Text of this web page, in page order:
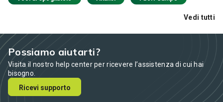
Vedi tutti
Possiamo aiutarti?
Visita il nostro help center per ricevere l’assistenza di cui hai
bisogno.
Ricevi supporto